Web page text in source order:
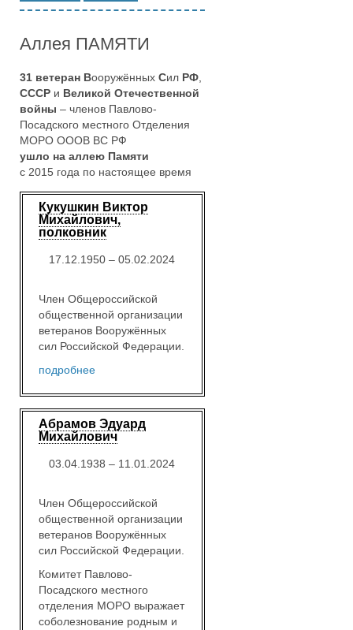
Аллея ПАМЯТИ
31 ветеран Вооружённых Сил РФ,
СССР и Великой Отечественной
войны – членов Павлово-
Посадского местного Отделения
МОРО ОООВ ВС РФ
ушло на аллею Памяти
с 2015 года по настоящее время
Кукушкин Виктор
Михайлович,
полковник
17.12.1950 – 05.02.2024
Член Общероссийской
общественной организации
ветеранов Вооружённых
сил Российской Федерации.
подробнее
Абрамов Эдуард
Михайлович
03.04.1938 – 11.01.2024
Член Общероссийской
общественной организации
ветеранов Вооружённых
сил Российской Федерации.
Комитет Павлово-
Посадского местного
отделения МОРО выражает
соболезнование родным и